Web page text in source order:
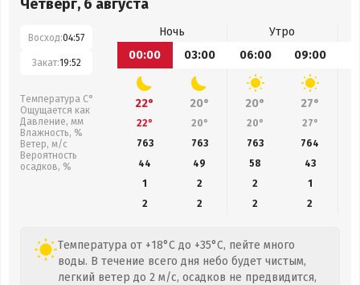
Четверг, 6 августа
Восход:04:57
Закат:19:52
Температура С°
Ощущается как
Давление, мм
Влажность, %
Ветер, м/с
Вероятность
осадков, %
Ночь
Утро
00:00
03:00 06:00 09:00
22° 20° 20° 27°
22° 20° 20° 27°
763
763 763 764
44
49 58 43
1
2 2
1
2
2 2 2
Температура от +18°C до +35°C, пейте много
воды. В течение всего дня небо будет чистым,
легкий ветер до 2 м/с, осадков не предвидится,